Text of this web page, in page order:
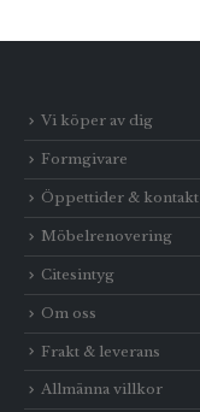
Vi köper av dig
Formgivare
Öppettider & kontakt
Möbelrenovering
Citesintyg
Om oss
Frakt & leverans
Allmänna villkor